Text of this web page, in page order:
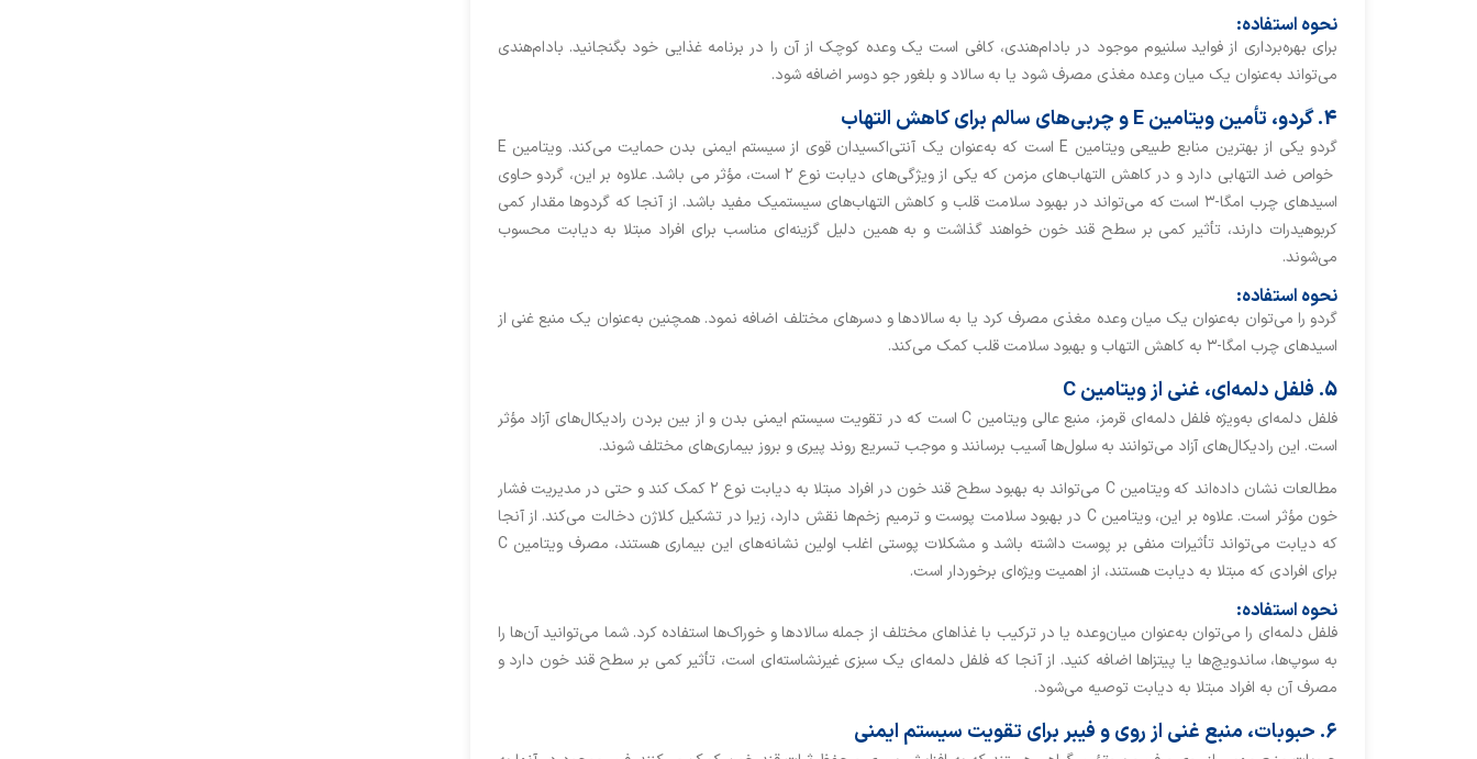
نحوه استفاده:
برای بهره‌برداری از فواید سلنیوم موجود در بادام‌هندی، کافی است یک وعده کوچک از آن را در برنامه غذایی خود بگنجانید. بادام‌هندی
می‌تواند به‌عنوان یک میان ‌وعده مغذی مصرف شود یا به سالاد و بلغور جو دوسر اضافه شود.
4. گردو، تأمین ویتامین E و چربی‌های سالم برای کاهش التهاب
گردو یکی از بهترین منابع طبیعی ویتامین E است که به‌عنوان یک آنتی‌اکسیدان قوی از سیستم ایمنی بدن حمایت می‌کند. ویتامین E
خواص ضد التهابی دارد و در کاهش التهاب‌های مزمن که یکی از ویژگی‌های دیابت نوع ۲ است، مؤثر می باشد. علاوه بر این، گردو‌ حاوی
اسیدهای چرب امگا-۳ است که می‌تواند در بهبود سلامت قلب و کاهش التهاب‌های سیستمیک مفید باشد. از آنجا که گردوها مقدار کمی
کربوهیدرات دارند، تأثیر کمی بر سطح قند خون خواهند گذاشت و به همین دلیل گزینه‌ای مناسب برای افراد مبتلا به دیابت محسوب
می‌شوند.
نحوه استفاده:
گردو را می‌توان به‌عنوان یک میان ‌وعده مغذی مصرف کرد یا به سالادها و دسرهای مختلف اضافه نمود. همچنین به‌عنوان یک منبع غنی از
اسیدهای چرب امگا-۳ به کاهش التهاب و بهبود سلامت قلب کمک می‌کند.
5. فلفل دلمه‌ای، غنی از ویتامین C
فلفل دلمه‌ای به‌ویژه فلفل دلمه‌ای قرمز، منبع عالی ویتامین C است که در تقویت سیستم ایمنی بدن و از بین بردن رادیکال‌های آزاد مؤثر
است. این رادیکال‌های آزاد می‌توانند به سلول‌ها آسیب برسانند و موجب تسریع روند پیری و بروز بیماری‌های مختلف شوند.
مطالعات نشان داده‌اند که ویتامین C می‌تواند به بهبود سطح قند خون در افراد مبتلا به دیابت نوع ۲ کمک کند و حتی در مدیریت فشار
خون مؤثر است. علاوه بر این، ویتامین C در بهبود سلامت پوست و ترمیم زخم‌ها نقش دارد، زیرا در تشکیل کلاژن دخالت می‌کند. از آنجا
که دیابت می‌تواند تأثیرات منفی بر پوست داشته باشد و مشکلات پوستی اغلب اولین نشانه‌های این بیماری هستند، مصرف ویتامین C
برای افرادی که مبتلا به دیابت هستند، از اهمیت ویژه‌ای برخوردار است.
نحوه استفاده:
فلفل دلمه‌ای را می‌توان به‌عنوان میان‌وعده یا در ترکیب با غذاهای مختلف از جمله سالادها و خوراک‌ها استفاده کرد. شما می‌توانید آن‌ها را
به سوپ‌ها، ساندویچ‌ها یا پیتزاها اضافه کنید. از آنجا که فلفل دلمه‌ای یک سبزی غیرنشاسته‌ای است، تأثیر کمی بر سطح قند خون دارد و
مصرف آن به افراد مبتلا به دیابت توصیه می‌شود.
۶. حبوبات، منبع غنی از روی و فیبر برای تقویت سیستم ایمنی